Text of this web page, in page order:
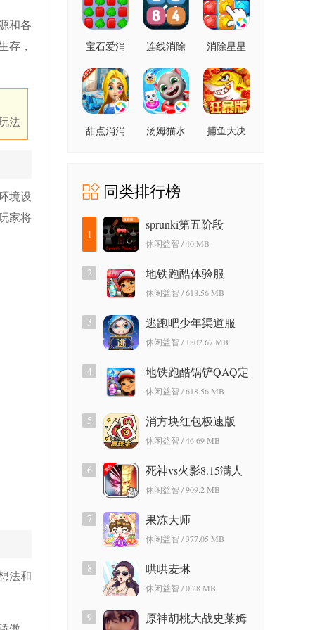
和各
存，
法
境设
家将
法和
宝石爱消
连线消除
消除星星
甜点消消
汤姆猫水
捕鱼大决
同类排行榜
1
sprunki第五阶段
休闲益智 / 40 MB
2 地铁跑酷体验服
休闲益智 / 618.56 MB
3 逃跑吧少年渠道服
休闲益智 / 1802.67 MB
4
地铁跑酷锅铲QAQ定
制版
休闲益智 / 618.56 MB
5 消方块红包极速版
休闲益智 / 46.69 MB
6
死神vs火影8.15满人
物版
休闲益智 / 909.2 MB
7 果冻大师
休闲益智 / 377.05 MB
8 哄哄麦琳
休闲益智 / 0.28 MB
9
原神胡桃大战史莱姆